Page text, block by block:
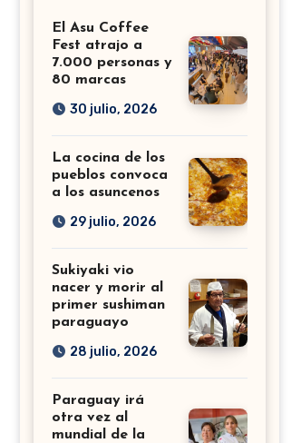
El Asu Coffee
Fest atrajo a
7.000 personas y
80 marcas
30 julio, 2026
La cocina de los
pueblos convoca
a los asuncenos
29 julio, 2026
Sukiyaki vio
nacer y morir al
primer sushiman
paraguayo
28 julio, 2026
Paraguay irá
otra vez al
mundial de la